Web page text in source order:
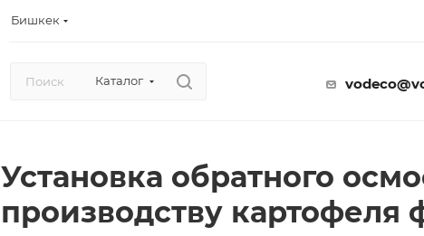
Бишкек
Каталог
Установка обратного
производству картофеля